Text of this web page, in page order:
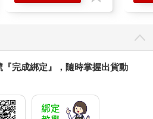
完成綁定』，隨時掌握出貨動